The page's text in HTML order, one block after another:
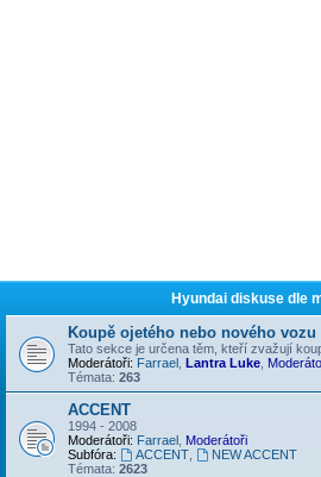
Hyundai diskuse dle
Koupě ojetého nebo nového vozu
Tato sekce je určena těm, kteří zvažují
Moderátoři: Farrael Lantra Luke
Témata: 263
ACCENT
1994 - 2008
Moderátoři: Farrael Moderátoři
Subfóra:
ACCENT,
NEW ACCENT
Témata: 2623